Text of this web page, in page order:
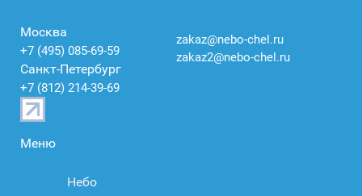
Москва
+7 (495) 085-69-59
Санкт-Петербург
+7 (812) 214-39-69
zakaz@nebo-chel.ru
zakaz2@nebo-chel.ru
Меню
Небо